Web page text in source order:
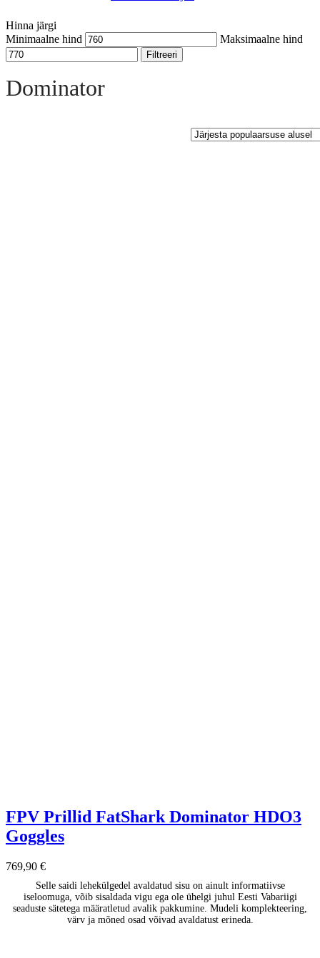
Hinna järgi
Minimaalne hind
Maksimaalne hind
Filtreeri
Dominator
FPV Prillid FatShark Dominator HDO3
Goggles
769,90 €
Selle saidi lehekülgedel avaldatud sisu on ainult informatiivse
iseloomuga, võib sisaldada vigu ega ole ühelgi juhul Eesti Vabariigi
seaduste sätetega määratletud avalik pakkumine. Mudeli komplekteering,
värv ja mõned osad võivad avaldatust erineda.